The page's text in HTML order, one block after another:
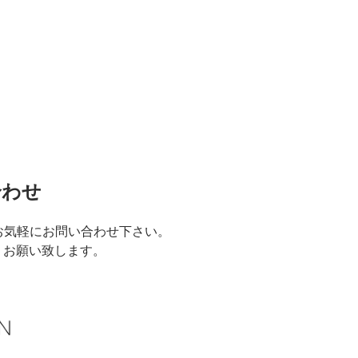
せ
軽にお問い合わせ下さい。
願い致します。